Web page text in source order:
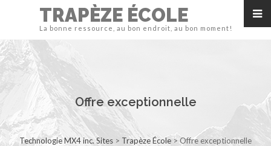
TRAPÈZE ÉCOLE
La bonne ressource, au bon endroit, au bon moment!
Offre exceptionnelle
Technologie MX4 inc. Sites > Trapèze École> Offre exceptionnelle